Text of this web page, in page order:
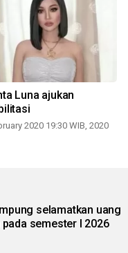
Luna ajukan
2020 19:30 WIB, 2020
selamatkan uang
semester I 2026